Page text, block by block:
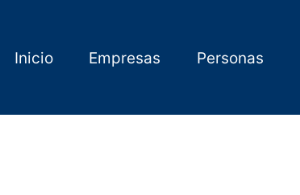
Inicio Empresas Personas